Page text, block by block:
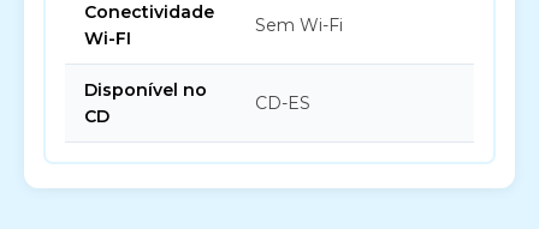
Conectividade
Wi-FI
Sem Wi-Fi
Disponível no
CD
CD-ES